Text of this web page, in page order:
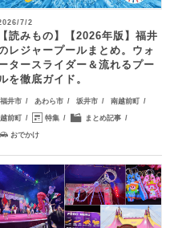
7/2
【読みもの】【2026年版】福井
レジャープールまとめ。ウォ
タースライダー＆流れるプー
を徹底ガイド。
福井市 あわら市 坂井市 南越前町
越前町 特集 まとめ記事
おでかけ